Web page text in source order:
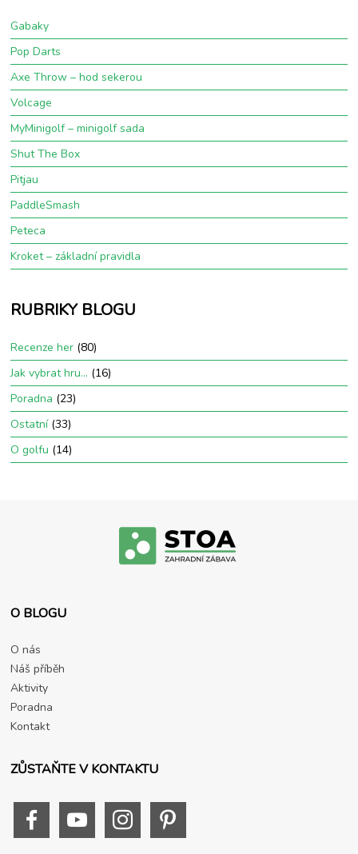
Gabaky
Pop Darts
Axe Throw – hod sekerou
Volcage
MyMinigolf – minigolf sada
Shut The Box
Pitjau
PaddleSmash
Peteca
Kroket – základní pravidla
RUBRIKY BLOGU
Recenze her (80)
Jak vybrat hru… (16)
Poradna (23)
Ostatní(33)
O golfu (14)
O BLOGU
O nás
Náš příběh
Aktivity
Poradna
Kontakt
ZŮSTAŇTE V KONTAKTU